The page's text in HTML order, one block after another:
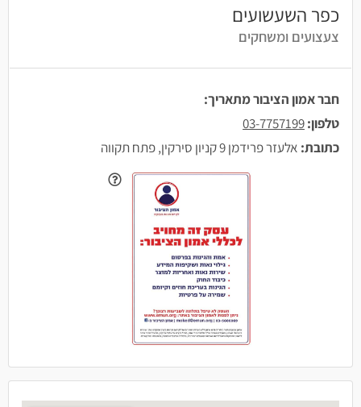
כפר השעשועים
צעצועים ומשחקים
חבר אמון הציבור מתאריך:
טלפון:03-7757199
כתובת: אלעזר פרידמן 9 קניון סירקין, פתח תקווה